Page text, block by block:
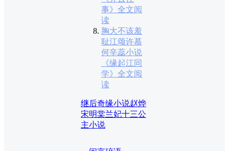
事》全文阅
读
胸大不该羞
耻江颂许慕
何辛蕊小说
《缘起江同
学》全文阅
读
继后奇缘小说赵烨
宋明棠兰妃十三公
主小说